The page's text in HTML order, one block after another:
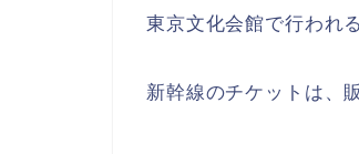
東京文化会館で行われ
新幹線のチケットは、